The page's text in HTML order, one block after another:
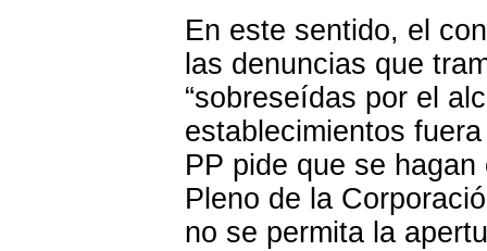
En este sentido, el
las denuncias que
“sobreseídas por el
establecimientos
PP pide que se
Pleno de la
no se permita la